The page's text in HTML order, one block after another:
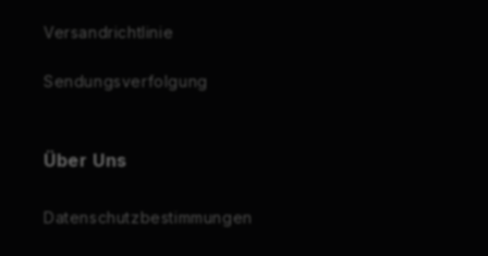
Versandrichtlinie
Sendungsverfolgung
Über Uns
Datenschutzbestimmungen